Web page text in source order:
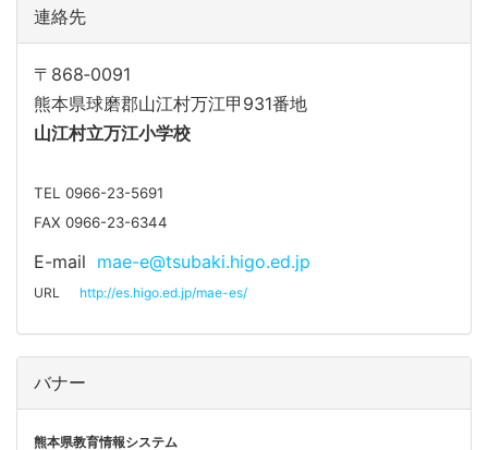
連絡先
〒868‐0091
熊本県球磨郡山江村万江甲931番地
山江村立万江小学校
TEL 0966-23-5691
FAX 0966-23-6344
E-mail mae-e@tsubaki.higo.ed.jp
URL http://es.higo.ed.jp/mae-es/
バナー
熊本県教育情報システム